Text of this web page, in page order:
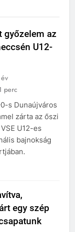
győzelem az
U12-
perc
s Dunaújváros
zárta az őszi
U12-es
bajnokság
egy szép